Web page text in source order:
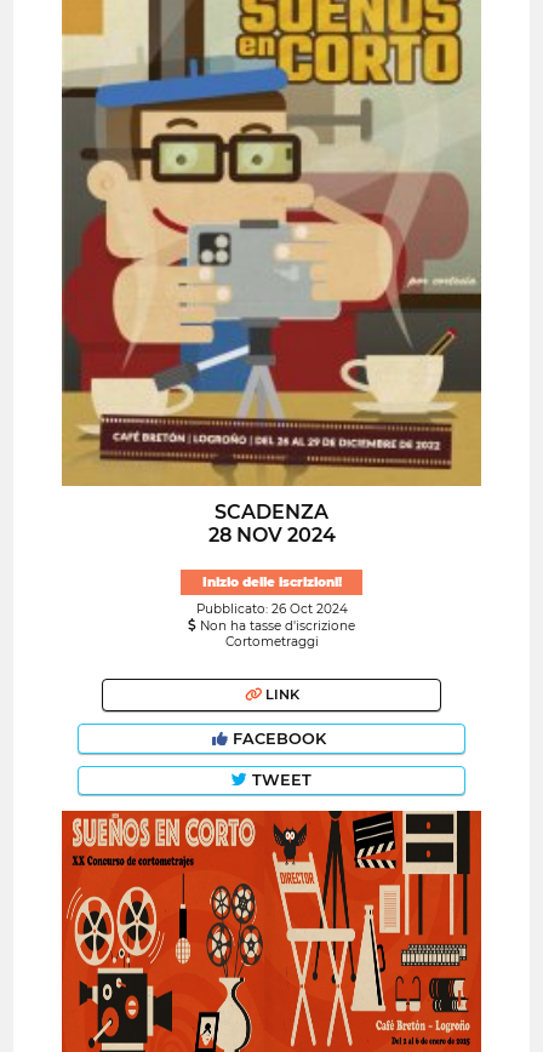
SCADENZA
28 NOV 2024
Inizio delle iscrizioni!
Pubblicato: 26 Oct 2024
Non ha tasse d'iscrizione
Cortometraggi
LINK
FACEBOOK
TWEET